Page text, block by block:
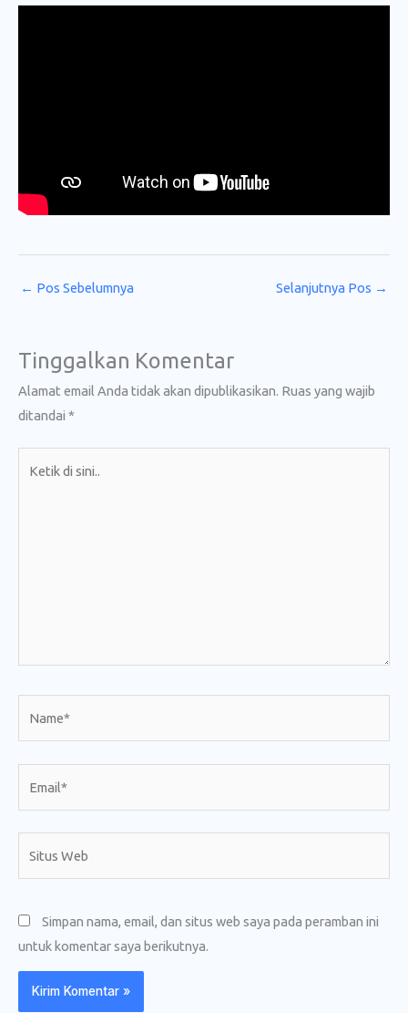
← Pos Sebelumnya Selanjutnya Pos →
Tinggalkan Komentar
Alamat email Anda tidak akan dipublikasikan. Ruas yang wajib
ditandai *
Simpan nama, email, dan situs web saya pada peramban ini
untuk komentar saya berikutnya.